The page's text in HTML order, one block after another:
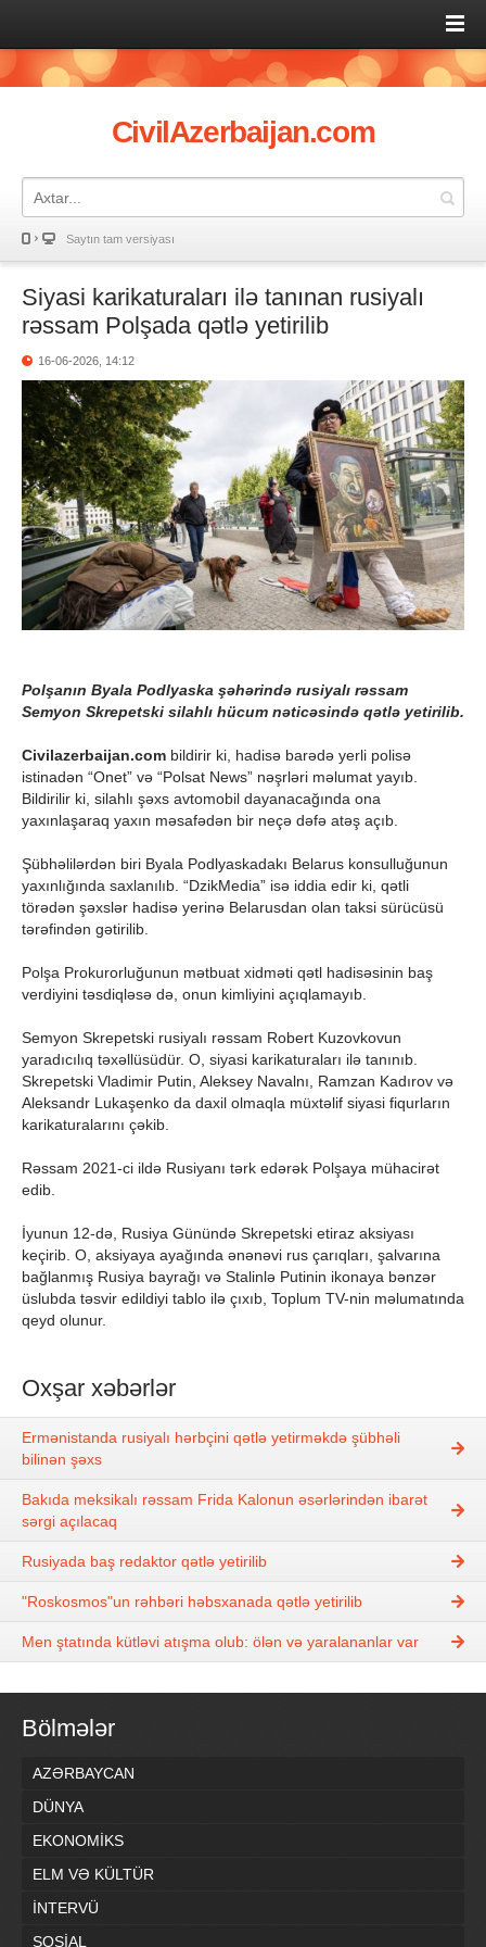
CivilAzerbaijan.com
Saytın tam versiyası
Siyasi karikaturaları ilə tanınan rusiyalı
rəssam Polşada qətlə yetirilib
16-06-2026, 14:12
Polşanın Byala Podlyaska şəhərində rusiyalı rəssam
Semyon Skrepetski silahlı hücum nəticəsində qətlə yetirilib.
Civilazerbaijan.com bildirir ki, hadisə barədə yerli polisə
istinadən “Onet” və “Polsat News” nəşrləri məlumat yayıb.
Bildirilir ki, silahlı şəxs avtomobil dayanacağında ona
yaxınlaşaraq yaxın məsafədən bir neçə dəfə atəş açıb.
Şübhəlilərdən biri Byala Podlyaskadakı Belarus konsulluğunun
yaxınlığında saxlanılıb. “DzikMedia” isə iddia edir ki, qətli
törədən şəxslər hadisə yerinə Belarusdan olan taksi sürücüsü
tərəfindən gətirilib.
Polşa Prokurorluğunun mətbuat xidməti qətl hadisəsinin baş
verdiyini təsdiqləsə də, onun kimliyini açıqlamayıb.
Semyon Skrepetski rusiyalı rəssam Robert Kuzovkovun
yaradıcılıq təxəllüsüdür. O, siyasi karikaturaları ilə tanınıb.
Skrepetski Vladimir Putin, Aleksey Navalnı, Ramzan Kadırov və
Aleksandr Lukaşenko da daxil olmaqla müxtəlif siyasi fiqurların
karikaturalarını çəkib.
Rəssam 2021-ci ildə Rusiyanı tərk edərək Polşaya mühacirət
edib.
İyunun 12-də, Rusiya Günündə Skrepetski etiraz aksiyası
keçirib. O, aksiyaya ayağında ənənəvi rus çarıqları, şalvarına
bağlanmış Rusiya bayrağı və Stalinlə Putinin ikonaya bənzər
üslubda təsvir edildiyi tablo ilə çıxıb, Toplum TV-nin məlumatında
qeyd olunur.
Oxşar xəbərlər
Ermənistanda rusiyalı hərbçini qətlə yetirməkdə şübhəli
bilinən şəxs
Bakıda meksikalı rəssam Frida Kalonun əsərlərindən ibarət
sərgi açılacaq
Rusiyada baş redaktor qətlə yetirilib
"Roskosmos"un rəhbəri həbsxanada qətlə yetirilib
Men ştatında kütləvi atışma olub: ölən və yaralananlar var
Bölmələr
AZƏRBAYCAN
DÜNYA
EKONOMİKS
ELM VƏ KÜLTÜR
İNTERVÜ
SOSİAL